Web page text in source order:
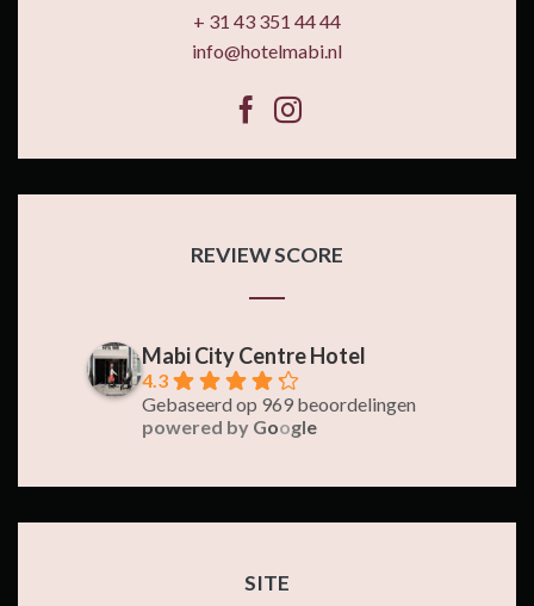
+ 31 43 351 44 44
info@hotelmabi.nl
REVIEW SCORE
Mabi City Centre Hotel
4.3
Gebaseerd op 969 beoordelingen
powered by Google
SITE